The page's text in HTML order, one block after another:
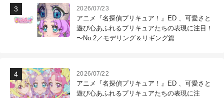
2026/07/23
アニメ『名探偵プリキュア！』ED 、可愛さと
遊び心あふれるプリキュアたちの表現に注目！
〜No.2／モデリング＆リギング篇
2026/07/22
アニメ『名探偵プリキュア！』ED 、可愛さと
遊び心あふれるプリキュアたちの表現に注